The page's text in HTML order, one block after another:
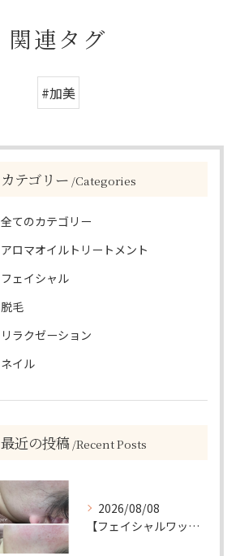
関連タグ
#加美
カテゴリー Categories
全てのカテゴリー
アロマオイルトリートメント
フェイシャル
脱毛
リラクゼーション
ネイル
最近の投稿 Recent Posts
2026/08/08
【フェイシャルワックスで、毛質にも変化が…🤍】